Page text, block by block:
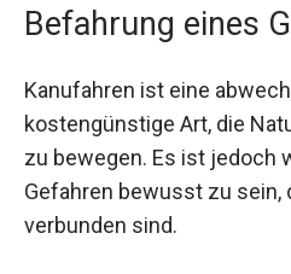
Befahrung eines
Kanufahren ist eine
kostengünstige Art, die
zu bewegen. Es ist jedoch
Gefahren bewusst zu sein,
verbunden sind.